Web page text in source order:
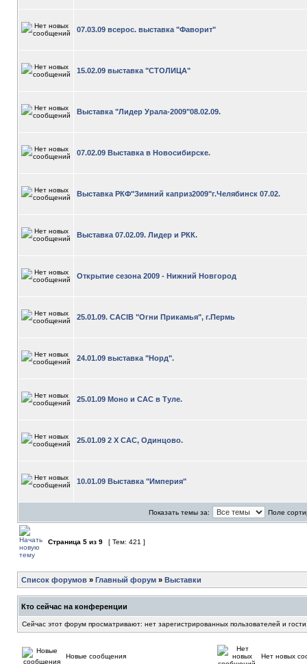
07.03.09 всерос. выставка "Фаворит"
15.02.09 выставка "СТОЛИЦА"
Выставка "Лидер Урала-2009"08.02.09.
07.02.09 Выставка в Новосибирске.
Выставка РКФ"Зимний каприз2009"г.Челябинск 07.02.
Выставка 07.02.09. Лидер и РКК.
Открытие сезона 2009 - Нижний Новгород
25.01.09. СACIB "Огни Прикамья", г.Пермь
24.01.09 выставка "Норд".
25.01.09 Моно и САС в Туле.
25.01.09 2 Х САС, Одинцово.
10.01.09 Выставка "Империя"
Показать темы за: Поле
Страница 5 из 9 [ Тем: 421 ]
Список форумов » Главный форум » Выставки
Кто сейчас на конференции
Сейчас этот форум просматривают: нет зарегистрированных пользователей и
Новые сообщения Нет новых